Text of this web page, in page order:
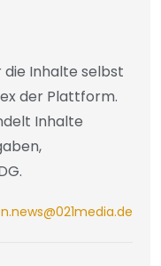
die Inhalte selbst
der Plattform.
Inhalte